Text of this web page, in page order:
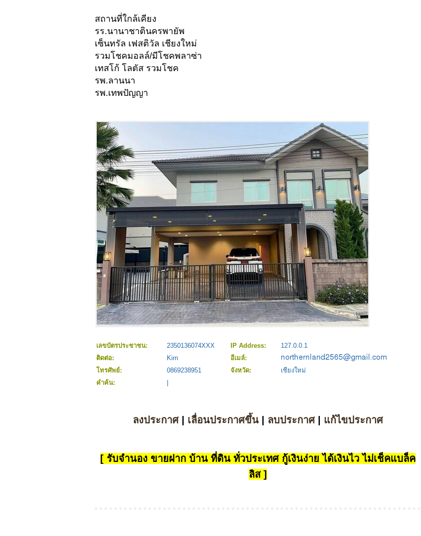
สถานที่ใกล้เคียง
รร.นานาชาตินครพายัพ
เซ็นทรัล เฟสติวัล เชียงใหม่
รวมโชคมอลล์/มีโชคพลาซ่า
เทสโก้ โลตัส รวมโชค
รพ.ลานนา
รพ.เทพปัญญา
เลขบัตรประชาชน: 2350136074XXX IP Address:
127.0.0.1
ติดต่อ:
Kim
อีเมล์:
โทรศัพย์:
0869238951 จังหวัด:
เชียงใหม่
คำค้น:
ลงประกาศ| เลื่อนประกาศขึ้น| ลบประกาศ| แก้ไขประกาศ
[ รับจำนอง ขายฝาก บ้าน ที่ดิน ทั่วประเทศ กู้เงินง่าย ได้เงินไว ไม่เช็คแบล็ค
ลิส ]